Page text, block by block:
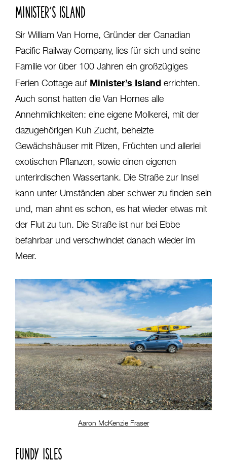
MINISTER’S ISLAND
Sir William Van Horne, Gründer der Canadian
Pacific Railway Company, lies für sich und seine
Familie vor über 100 Jahren ein großzügiges
Ferien Cottage auf Minister’s Island errichten.
Auch sonst hatten die Van Hornes alle
Annehmlichkeiten: eine eigene Molkerei, mit der
dazugehörigen Kuh Zucht, beheizte
Gewächshäuser mit Pilzen, Früchten und allerlei
exotischen Pflanzen, sowie einen eigenen
unterirdischen Wassertank. Die Straße zur Insel
kann unter Umständen aber schwer zu finden sein
und, man ahnt es schon, es hat wieder etwas mit
der Flut zu tun. Die Straße ist nur bei Ebbe
befahrbar und verschwindet danach wieder im
Meer.
Aaron McKenzie Fraser
FUNDY ISLES